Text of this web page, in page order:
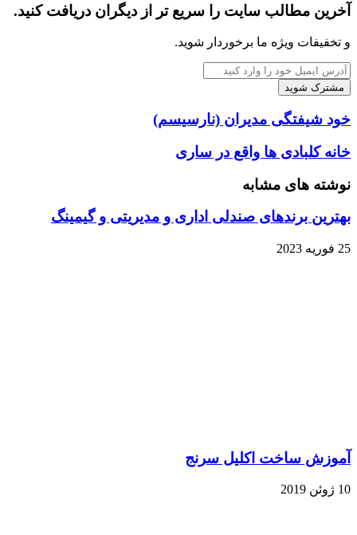
مطالب سایت را سریع تر از دیگران دریافت کنید.
تخفیفات ویژه ما برخوردار شوید.
شیفتگی مدیران (نارسیسم)
کلبادی ها واقع در ساری
های مشابه
برندهای صندلی اداری و مدیریتی و گیمینگ
2023
ساخت اکلیل سرنج
2019